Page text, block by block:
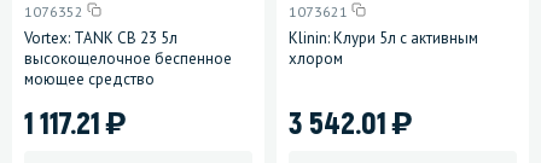
1076352
Vortex: TANK CB 23 5л
высокощелочное беспенное
моющее средство
1 117.21)
1073621
Klinin: Клури 5л с активным
хлором
3 542.01)